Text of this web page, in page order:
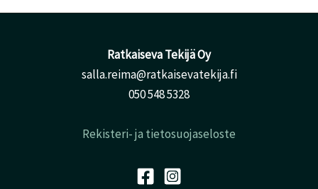
Ratkaiseva Tekijä Oy
salla.reima@ratkaisevatekija.fi
050 548 5328
Rekisteri- ja tietosuojaseloste